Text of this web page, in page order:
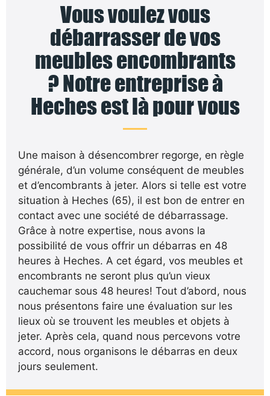
Vous voulez vous
débarrasser de vos
meubles encombrants
? Notre entreprise à
Heches est là pour vous
Une maison à désencombrer regorge, en règle
générale, d’un volume conséquent de meubles
et d’encombrants à jeter. Alors si telle est votre
situation à Heches (65), il est bon de entrer en
contact avec une société de débarrassage.
Grâce à notre expertise, nous avons la
possibilité de vous offrir un débarras en 48
heures à Heches. A cet égard, vos meubles et
encombrants ne seront plus qu’un vieux
cauchemar sous 48 heures! Tout d’abord, nous
nous présentons faire une évaluation sur les
lieux où se trouvent les meubles et objets à
jeter. Après cela, quand nous percevons votre
accord, nous organisons le débarras en deux
jours seulement.